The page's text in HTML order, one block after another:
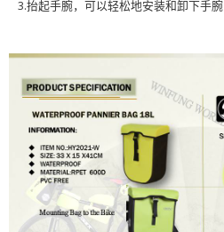
3.抬起手腕，可以轻松地安装和卸下手腕